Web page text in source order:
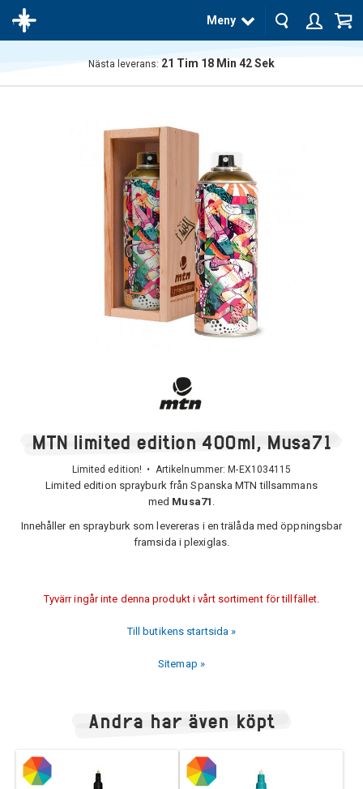
Meny
Nästa leverans: 21 Tim 18 Min 42Sek
MTN limited edition 400ml, Musa71
Limited edition! • Artikelnummer: M-EX1034115
Limited edition sprayburk från Spanska MTN tillsammans
med Musa71 .
Innehåller en sprayburk som levereras i en trälåda med öppningsbar
framsida i plexiglas.
Tyvärr ingår inte denna produkt i vårt sortiment för tillfället.
Till butikens startsida »
Sitemap »
Andra har även köpt